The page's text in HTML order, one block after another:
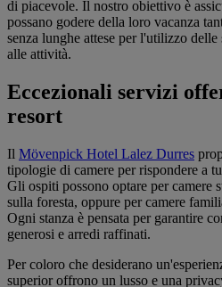
di piacevole. Il nostro obiettivo è
possano godere della loro vacanza
senza lunghe attese per l'utilizzo
alle attività.
Eccezionali servizi
resort
Il Mövenpick Hotel Lalez Durres
tipologie di camere per rispondere a
Gli ospiti possono optare per camere
sulla foresta, oppure per camere
Ogni stanza è pensata per garantire
generosi e arredi raffinati.
Per coloro che desiderano
superior offrono un lusso e una